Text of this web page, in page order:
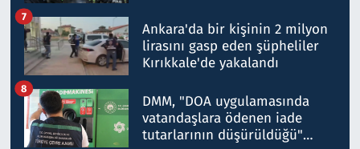
Ankara'da bir kişinin 2 milyon
lirasını gasp eden şüpheliler
Kırıkkale'de yakalandı
7
DMM, "DOA uygulamasında
vatandaşlara ödenen iade
tutarlarının düşürüldüğü"
8